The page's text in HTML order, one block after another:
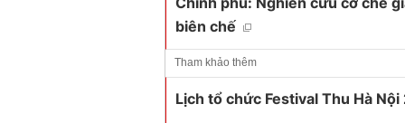
biên chế
Tham khảo thêm
Lịch tổ chức Festival Thu Hà